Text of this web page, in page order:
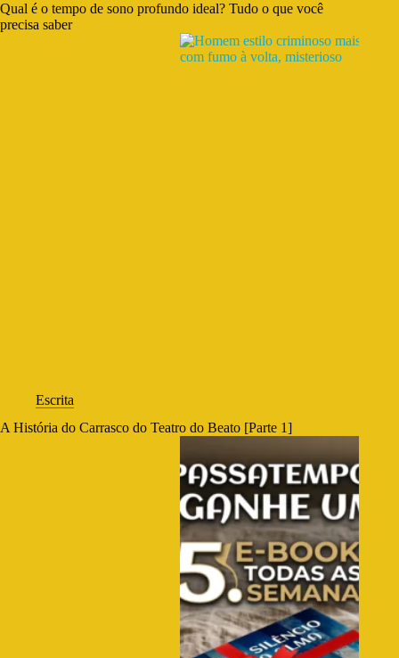
Qual é o tempo de sono profundo ideal? Tudo o que você
precisa saber
Escrita
A História do Carrasco do Teatro do Beato [Parte 1]